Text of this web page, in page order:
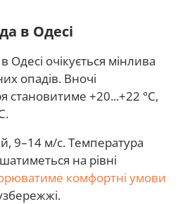
в Одесі
Одесі очікується мінлива
опадів. Вночі
становитиме +20...+22 °C,
9–14 м/с. Температура
на рівні
комфортні умови